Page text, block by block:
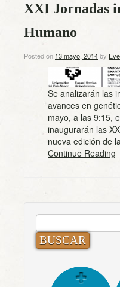
XXI Jornadas
Humano
Posted on 13 mayo, 2014by
Se analizarán las
avances en
mayo, a las 9:15,
inaugurarán las
nueva edición de
Continue Reading
BUSCAR: